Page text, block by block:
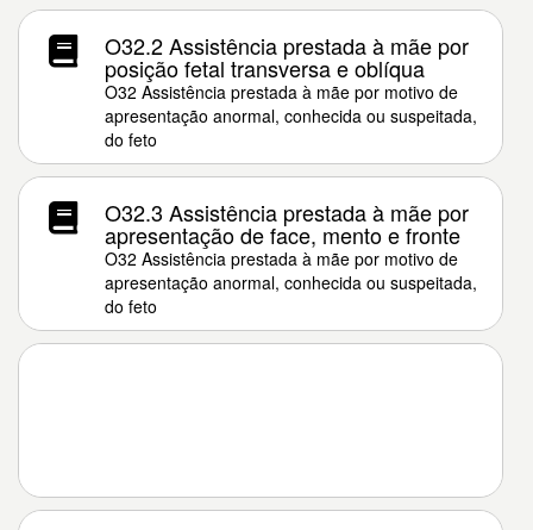
O32.2 Assistência prestada à mãe por
posição fetal transversa e oblíqua
O32 Assistência prestada à mãe por motivo de
apresentação anormal, conhecida ou suspeitada,
do feto
O32.3 Assistência prestada à mãe por
apresentação de face, mento e fronte
O32 Assistência prestada à mãe por motivo de
apresentação anormal, conhecida ou suspeitada,
do feto